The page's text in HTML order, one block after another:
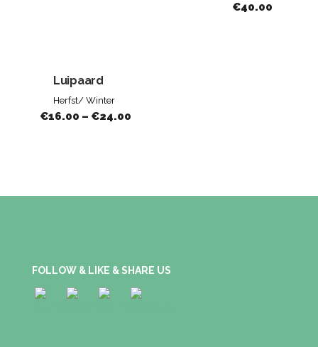
€40.00
Luipaard
Herfst/ Winter
€16.00 – €24.00
FOLLOW & LIKE & SHARE US